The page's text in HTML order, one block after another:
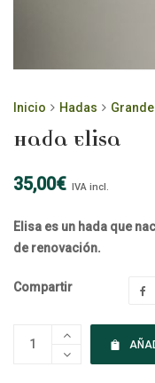
Inicio Hadas
Hada Elisa
35,00€ IVA incl.
Elisa es un hada que
de renovación.
Compartir